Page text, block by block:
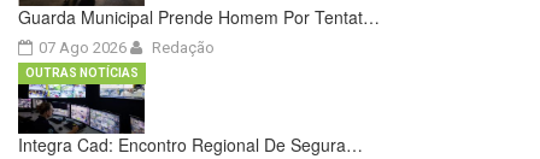
Guarda Municipal Prende Homem Por Tentat…
07 Ago 2026 Redação
Integra Cad: Encontro Regional De Segura…
OUTRAS NOTÍCIAS